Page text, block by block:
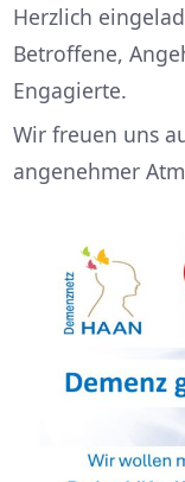
Herzlich
Betroffene,
Engagierte.
Wir freuen uns
angenehmer